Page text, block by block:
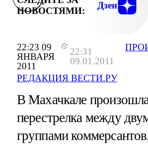
22:23 09
ЯНВАРЯ
2011
22:31
09.01.2011
РЕДАКЦИЯ ВЕСТИ.РУ
НОВОСТЯМИ:
Дзен
В Махачкале произошла
перестрелка между
группами